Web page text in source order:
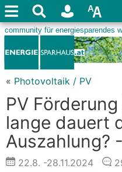
« Photovoltaik / PV
PV
lange dauert
Auszahlung?
22.8. -28.11.2024